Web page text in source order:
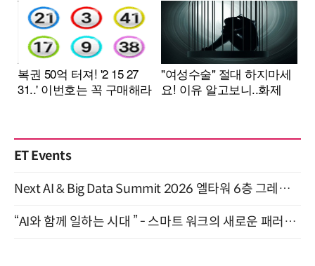
ET Events
Next AI & Big Data Summit 2026 엘타워 6층 그레이스홀 개최 (9/18)
“AI와 함께 일하는 시대 ” - 스마트 워크의 새로운 패러다임 (9/11)